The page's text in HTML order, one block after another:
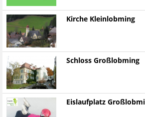
Kirche Kleinlobming
Schloss Großlobming
Eislaufplatz